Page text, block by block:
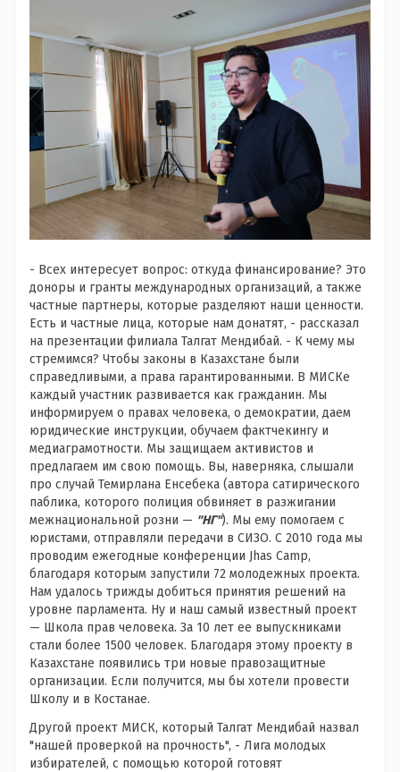
- Всех интересует вопрос: откуда финансирование? Это
доноры и гранты международных организаций, а также
частные партнеры, которые разделяют наши ценности.
Есть и частные лица, которые нам донатят, - рассказал
на презентации филиала Талгат Мендибай. - К чему мы
стремимся? Чтобы законы в Казахстане были
справедливыми, а права гарантированными. В МИСКе
каждый участник развивается как гражданин. Мы
информируем о правах человека, о демократии, даем
юридические инструкции, обучаем фактчекингу и
медиаграмотности. Мы защищаем активистов и
предлагаем им свою помощь. Вы, наверняка, слышали
про случай Темирлана Енсебека (автора сатирического
паблика, которого полиция обвиняет в разжигании
межнациональной розни — "НГ"). Мы ему помогаем с
юристами, отправляли передачи в СИЗО. С 2010 года мы
проводим ежегодные конференции Jhas Camp,
благодаря которым запустили 72 молодежных проекта.
Нам удалось трижды добиться принятия решений на
уровне парламента. Ну и наш самый известный проект
— Школа прав человека. За 10 лет ее выпускниками
стали более 1500 человек. Благодаря этому проекту в
Казахстане появились три новые правозащитные
организации. Если получится, мы бы хотели провести
Школу и в Костанае.
Другой проект МИСК, который Талгат Мендибай назвал
"нашей проверкой на прочность", - Лига молодых
избирателей, с помощью которой готовят